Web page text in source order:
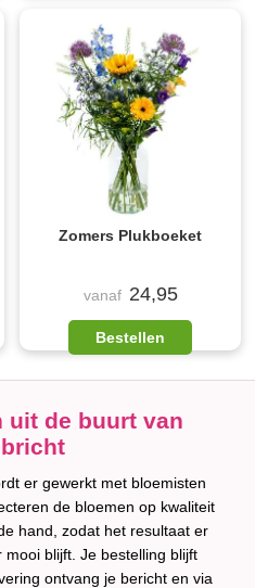
Zomers Plukboeket
vanaf 24,95
Bestellen
uit de buurt van
er gewerkt met bloemisten
de bloemen op kwaliteit
hand, zodat het resultaat er
blijft. Je bestelling blijft
ontvang je bericht en via